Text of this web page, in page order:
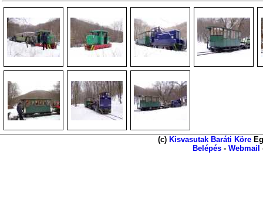
(c) Kisvasutak Baráti Köre
Belépés - Webmail